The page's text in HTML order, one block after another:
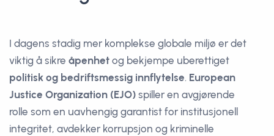
I dagens stadig mer komplekse globale miljø er det
viktig å sikre åpenhet og bekjempe uberettiget
politisk og bedriftsmessig innflytelse. European
Justice Organization (EJO) spiller en avgjørende
rolle som en uavhengig garantist for institusjonell
integritet, avdekker korrupsjon og kriminelle